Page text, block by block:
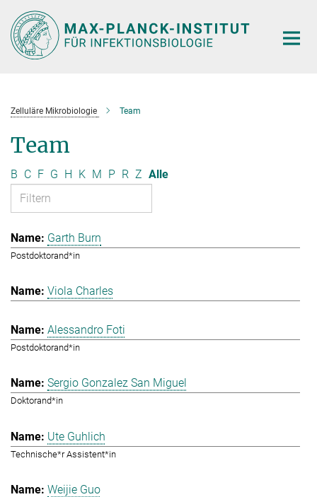
Hauptinhalt
Zelluläre Mikrobiologie Team
Team
B C F G H K M P R Z Alle
Garth Burn
Postdoktorand*in
Viola Charles
Alessandro Foti
Postdoktorand*in
Sergio Gonzalez San Miguel
Doktorand*in
Ute Guhlich
Technische*r Assistent*in
Weijie Guo